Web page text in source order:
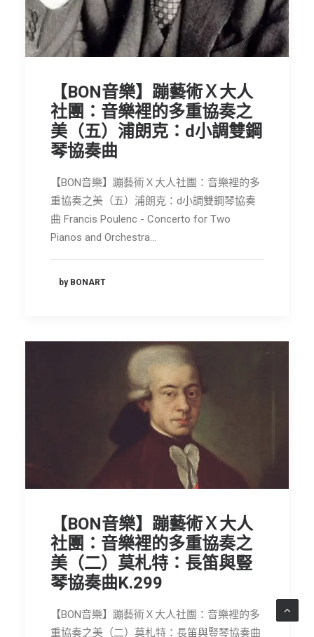
【BON音樂】蹦藝術Ｘ大人
社團：音樂裡的多重協奏之
美（五）浦朗克：d小調雙鋼
琴協奏曲
【BON音樂】蹦藝術Ｘ大人社團：音樂裡的多
重協奏之美（五）浦朗克：d小調雙鋼琴協奏
曲 Francis Poulenc - Concerto for Two
Pianos and Orchestra…
by BONART
【BON音樂】蹦藝術Ｘ大人
社團：音樂裡的多重協奏之
美（二）莫札特：長笛與豎
琴協奏曲K.299
【BON音樂】蹦藝術Ｘ大人社團：音樂裡的多
重協奏之美（二）莫札特：長笛與豎琴協奏曲